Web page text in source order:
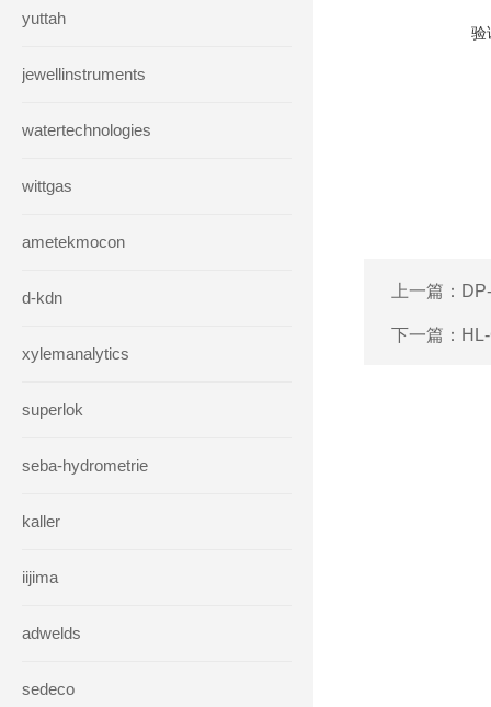
yuttah
jewellinstruments
watertechnologies
wittgas
ametekmocon
d-kdn
xylemanalytics
superlok
seba-hydrometrie
kaller
iijima
adwelds
sedeco
验
上一篇：
下一篇：